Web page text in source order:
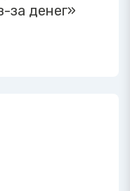
за денег»